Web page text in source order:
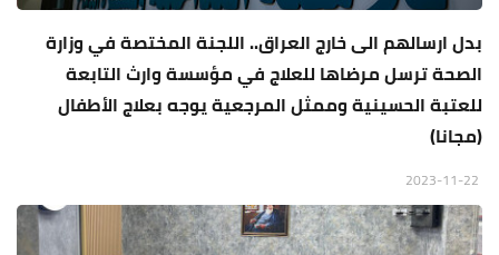
بدل ارسالهم الى خارج العراق.. اللجنة المختصة في وزارة
الصحة ترسل مرضاها للعلاج في مؤسسة وارث التابعة
للعتبة الحسينية وممثل المرجعية يوجه بعلاج الأطفال
(مجانا)